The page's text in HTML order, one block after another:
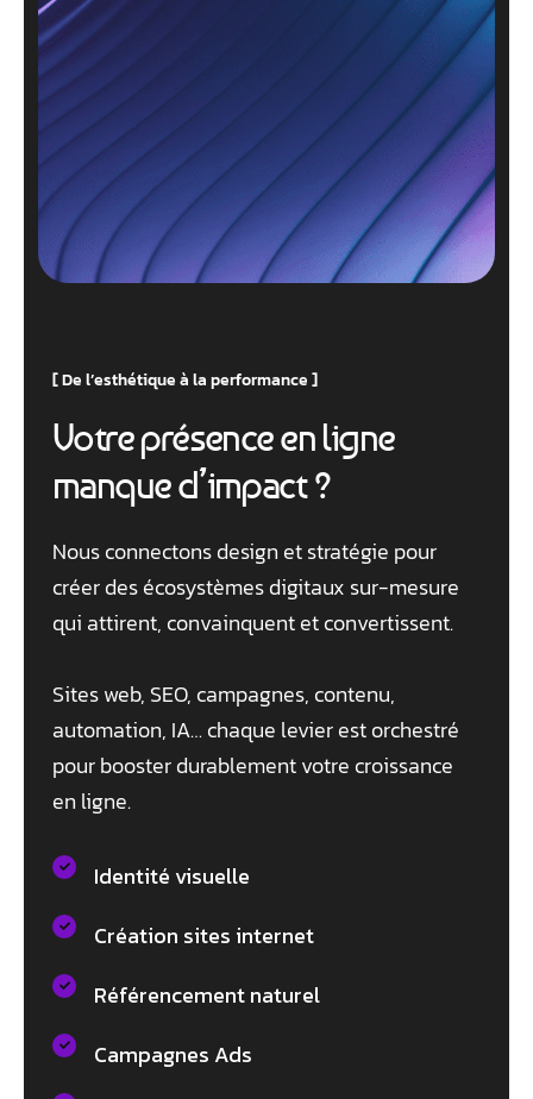
De l’esthétique à la performance
Votreprésenceenligne
manqued’impact ?
Nous connectons design et stratégie pour
créer des écosystèmes digitaux sur-mesure
qui attirent, convainquent et convertissent.
Sites web, SEO, campagnes, contenu,
automation, IA… chaque levier est orchestré
pour booster durablement votre croissance
en ligne.
Identité visuelle
Création sites internet
Référencement naturel
Campagnes Ads